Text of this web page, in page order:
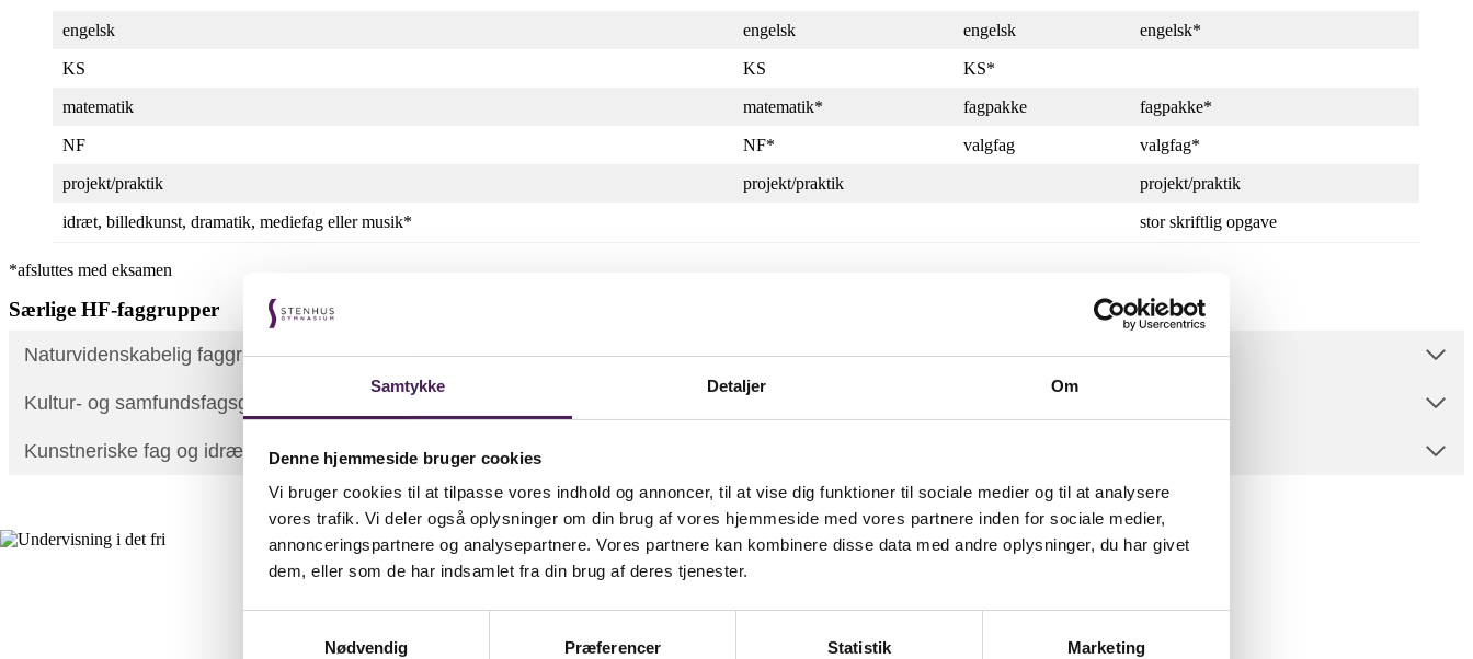
Samtykke Detaljer Om
Denne hjemmeside bruger cookies
Vi bruger cookies til at tilpasse vores indhold og annoncer, til at vise dig funktioner til sociale medier og til at analysere
vores trafik. Vi deler også oplysninger om din brug af vores hjemmeside med vores partnere inden for sociale medier,
annonceringspartnere og analysepartnere. Vores partnere kan kombinere disse data med andre oplysninger, du har givet
dem, eller som de har indsamlet fra din brug af deres tjenester.
Nødvendig
Præferencer Statistik Marketing
engelsk engelsk engelsk engelsk*
KS KS KS*
matematik matematik* fagpakke fagpakke*
NF NF* valgfag valgfag*
projekt/praktik projekt/praktik projekt/praktik
idræt, billedkunst, dramatik, mediefag eller musik* stor skriftlig opgave
*afsluttes med eksamen
Særlige HF-faggrupper
Naturvidenskabelig faggruppe (NF)
Kultur- og samfundsfagsgruppen (KS)
Kunstneriske fag og idræt